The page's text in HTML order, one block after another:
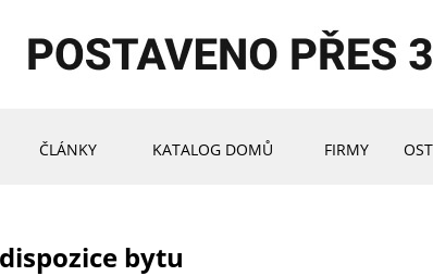
ČLÁNKY KATALOG DOMŮ FIRMY
bytu